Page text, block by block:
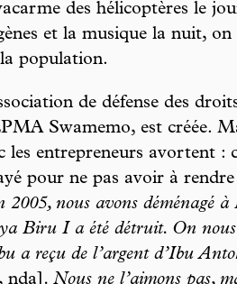
des hélicoptères le
et la musique la nuit,
population.
de défense des
Swamemo, est créée.
les entrepreneurs avortent :
pour ne pas avoir à
2005, nous avons déménagé
Biru I a été détruit. On
a reçu de l’argent d’Ibu